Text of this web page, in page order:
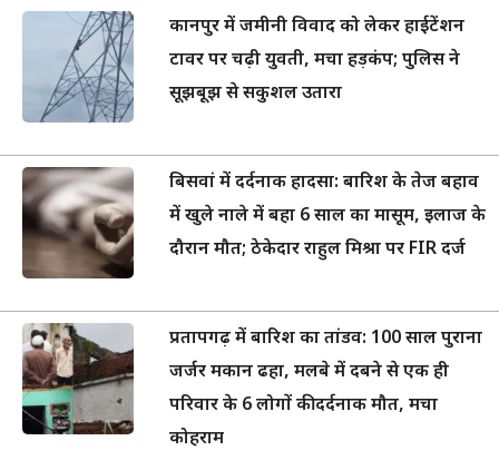
कानपुर में जमीनी विवाद को लेकर हाईटेंशन
टावर पर चढ़ी युवती, मचा हड़कंप; पुलिस ने
सूझबूझ से सकुशल उतारा
बिसवां में दर्दनाक हादसा: बारिश के तेज बहाव
में खुले नाले में बहा 6 साल का मासूम, इलाज के
दौरान मौत; ठेकेदार राहुल मिश्रा पर FIR दर्ज
प्रतापगढ़ में बारिश का तांडव: 100 साल पुराना
जर्जर मकान ढहा, मलबे में दबने से एक ही
परिवार के 6 लोगों की दर्दनाक मौत, मचा
कोहराम